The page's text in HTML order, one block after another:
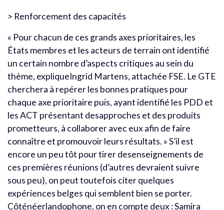
> Renforcement des capacités
« Pour chacun de ces grands axes prioritaires, les
États membres et les acteurs de terrain ont identifié
un certain nombre d’aspects critiques au sein du
thème, expliqueIngrid Martens, attachée FSE. Le GTE
cherchera à repérer les bonnes pratiques pour
chaque axe prioritaire puis, ayant identifié les PDD et
les ACT présentant desapproches et des produits
prometteurs, à collaborer avec eux afin de faire
connaître et promouvoir leurs résultats. » S’il est
encore un peu tôt pour tirer desenseignements de
ces premières réunions (d’autres devraient suivre
sous peu), on peut toutefois citer quelques
expériences belges qui semblent bien se porter.
Côténéerlandophone, on en compte deux : Samira